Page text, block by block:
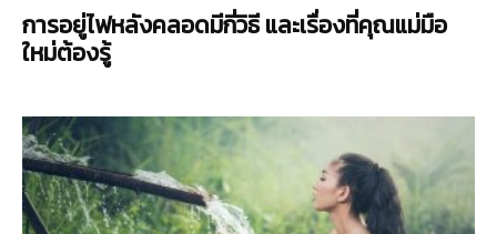
การอยู่ไฟหลังคลอดมีกี่วิธี และเรื่องที่คุณแม่มือ
ใหม่ต้องรู้